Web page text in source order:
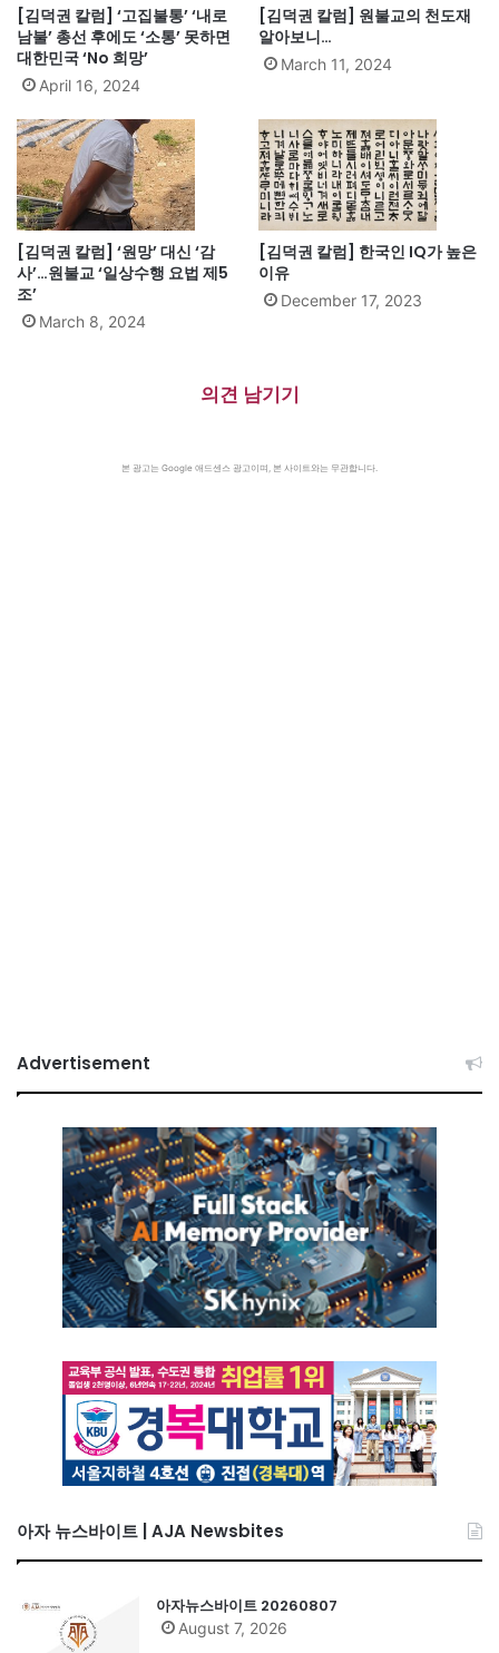
[김덕권 칼럼] ‘고집불통’ ‘내로
남불’ 총선 후에도 ‘소통’ 못하면
대한민국 ‘No 희망’
April 16, 2024
[김덕권 칼럼] 원불교의 천도재
알아보니…
March 11, 2024
[김덕권 칼럼] ‘원망’ 대신 ‘감
사’…원불교 ‘일상수행 요법 제5
조’
March 8, 2024
[김덕권 칼럼] 한국인 IQ가 높은
이유
December 17, 2023
의견 남기기
본 광고는 Google 애드센스 광고이며, 본 사이트와는 무관합니다.
Advertisement
아자 뉴스바이트 | AJA Newsbites
아자뉴스바이트 20260807
August 7, 2026